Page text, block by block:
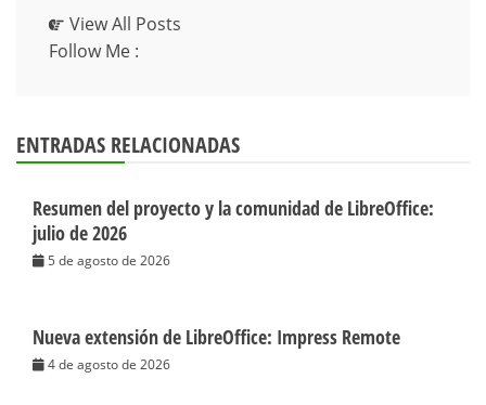
View All Posts
Follow Me :
ENTRADAS RELACIONADAS
Resumen del proyecto y la comunidad de LibreOffice:
julio de 2026
5 de agosto de 2026
Nueva extensión de LibreOffice: Impress Remote
4 de agosto de 2026